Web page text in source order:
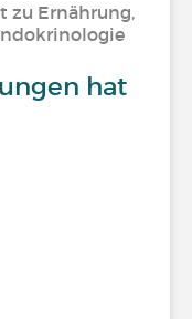
zu Ernährung,
hat